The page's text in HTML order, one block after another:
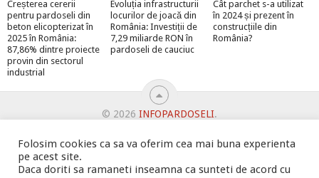
Creșterea cererii
pentru pardoseli din
beton elicopterizat în
2025 în România:
87,86% dintre proiecte
provin din sectorul
industrial
Evoluția infrastructurii
locurilor de joacă din
România: Investiții de
7,29 miliarde RON în
pardoseli de cauciuc
Cât parchet s-a utilizat
în 2024 și prezent în
construcțiile din
România?
© 2026 INFOPARDOSELI.
BINE AȚI VENIT!
DUBLEAZĂ-ȚI VÂNZĂRILE
OFERTE PENTRU ȘANTIERUL TĂU
Folosim cookies ca sa va oferim cea mai buna experienta
pe acest site.
Daca doriti sa ramaneti inseamna ca sunteti de acord cu